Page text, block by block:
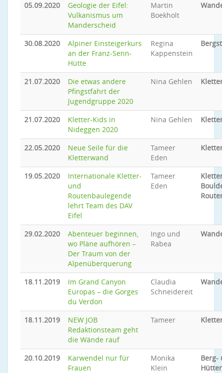
05.09.2020
Geologie der Eifel:
Vulkanismus um
Manderscheid
Martin
Boekholt
30.08.2020
Alpiner Einsteigerkurs
an der Franz-Senn-
Hütte
Regina
Kappenstein
21.07.2020
Die etwas andere
Pfingstfahrt der
Jugendgruppe 2020
Nina Gehlen
21.07.2020
Kletter-Kids in
Nideggen 2020
Nina Gehlen
22.05.2020
Neue Seile für die
Kletterwand
Tameer
Eden
19.05.2020
Internationale Kletter-
und
Routenbaulegende
lehrt Team des DAV
Eifel
Tameer
Eden
29.02.2020
Abenteuer beginnen,
wo Pläne aufhören –
Der Traum von der
Alpenüberquerung
Ingo und
Rabea
18.11.2019
Im Grand Canyon
Europas – die Gorges
du Verdon
Claudia
Schneidereit
18.11.2019
NEW JOB
Redaktionsteam geht
die Wände rauf
Tameer
20.10.2019
Karwendel nur für
Frauen
Monika
Klein
Berg-